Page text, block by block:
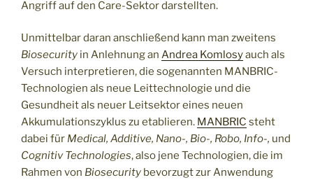
Angriff auf den Care-Sektor darstellten.
Unmittelbar daran anschließend kann man zweitens
Biosecurity in Anlehnung an Andrea Komlosyauch als
Versuch interpretieren, die sogenannten MANBRIC-
Technologien als neue Leittechnologie und die
Gesundheit als neuer Leitsektor eines neuen
Akkumulationszyklus zu etablieren. MANBRIC steht
dabei für Medical, Additive, Nano-, Bio-, Robo, Info-, und
Cognitiv Technologies, also jene Technologien, die im
Rahmen von Biosecurity bevorzugt zur Anwendung